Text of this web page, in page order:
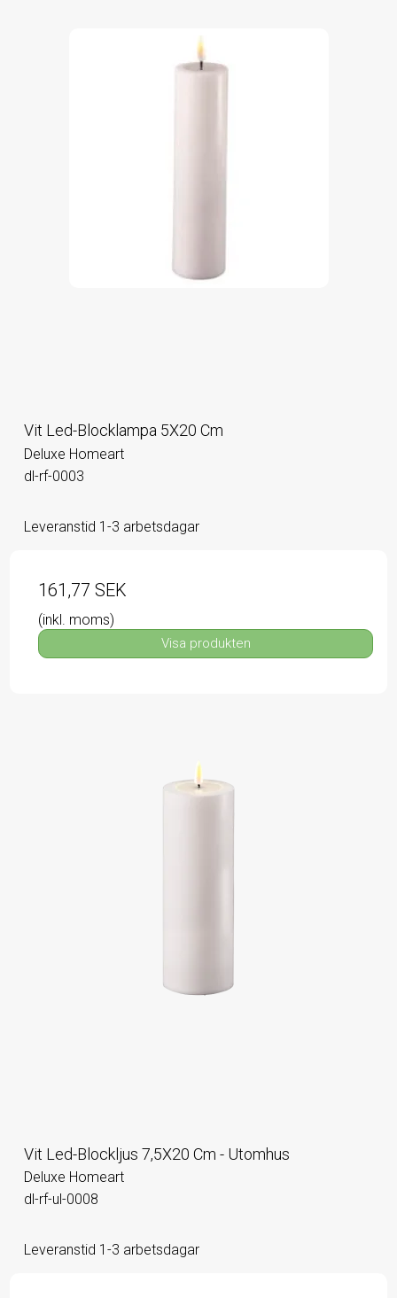
Vit Led-Blocklampa 5X20 Cm
Deluxe Homeart
dl-rf-0003
Leveranstid 1-3 arbetsdagar
161,77 SEK
(inkl. moms)
Visa produkten
Vit Led-Blockljus 7,5X20 Cm - Utomhus
Deluxe Homeart
dl-rf-ul-0008
Leveranstid 1-3 arbetsdagar